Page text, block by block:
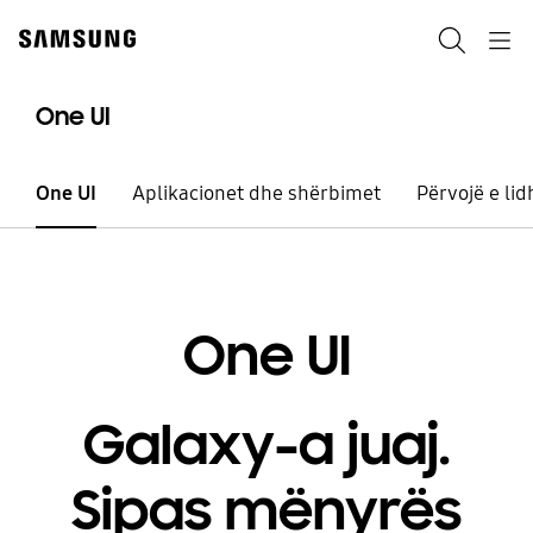
content
One UI
One UI Aplikacionet dhe shërbimet Përvojë e
One UI
Galaxy-a juaj.
Sipas mënyrës